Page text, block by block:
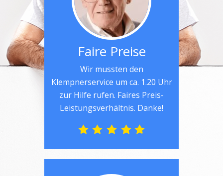
Faire Preise
Wir mussten den
Klempnerservice um ca. 1.20 Uhr
zur Hilfe rufen. Faires Preis-
Leistungsverhältnis. Danke!